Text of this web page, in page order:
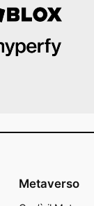
Metaverso